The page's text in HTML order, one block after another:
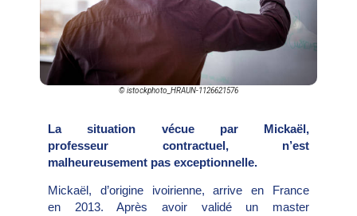
© istockphoto_HRAUN-1126621576
La situation vécue par Mickaël,
professeur contractuel, n’est
malheureusement pas exceptionnelle.
Mickaël, d’origine ivoirienne, arrive en France
en 2013. Après avoir validé un master